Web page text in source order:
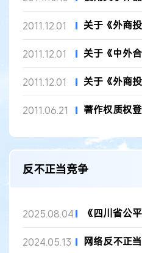
2011.12.01 关于《外商投资图书、
2011.12.01 关于《中外合作音
2011.12.01 关于《外商投资图书、
2011.06.21 著作权质权
反不正当竞争
2025.08.04 《四川省公
2024.05.13 网络反不正